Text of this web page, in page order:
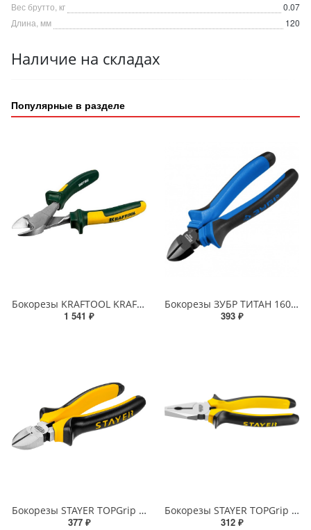
Вес брутто, кг
0.07
Длина, мм
120
Наличие на складах
Популярные в разделе
Бокорезы KRAFTOOL KRAFT-MAX 160мм Cr-Mo маслобензост двухкомп рукоятки шарнирное соединение
1 541 ₽
Бокорезы ЗУБР ТИТАН 160мм маслобензостойкая рукоятка, покрытие оксидированное с полировкой
393 ₽
Бокорезы STAYER TOPGrip 160мм
377 ₽
Бокорезы STAYER TOPGrip 140мм
312 ₽